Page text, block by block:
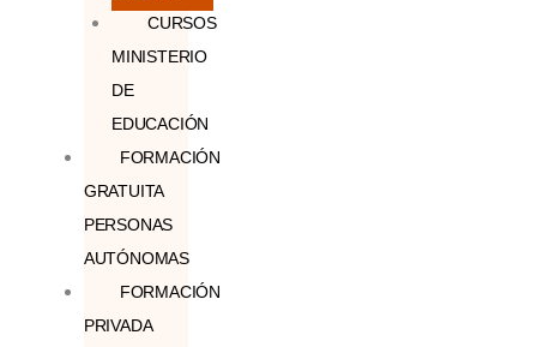
CURSOS
MINISTERIO
DE
EDUCACIÓN
FORMACIÓN
GRATUITA
PERSONAS
AUTÓNOMAS
FORMACIÓN
PRIVADA